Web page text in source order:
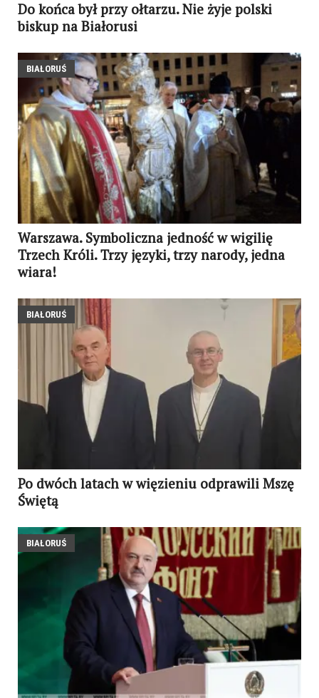
Do końca był przy ołtarzu. Nie żyje polski
biskup na Białorusi
BIAŁORUŚ
Warszawa. Symboliczna jedność w wigilię
Trzech Króli. Trzy języki, trzy narody, jedna
wiara!
BIAŁORUŚ
Po dwóch latach w więzieniu odprawili Mszę
Świętą
BIAŁORUŚ